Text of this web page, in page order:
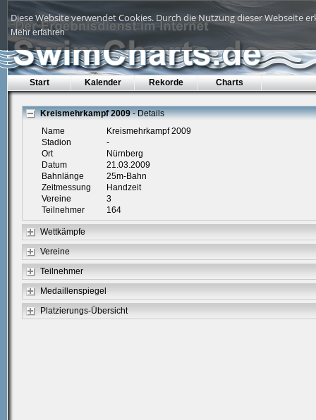
Diese Website verwendet Cookies. Durch die Nutzung dieser Webseite
Mehr erfahren
Start Kalender Rekorde Charts
Kreismehrkampf 2009- Details
Name
Kreismehrkampf 2009
Stadion
-
Ort
Nürnberg
Datum
21.03.2009
Bahnlänge
25m-Bahn
Zeitmessung
Handzeit
Vereine
3
Teilnehmer
164
Wettkämpfe
Vereine
Teilnehmer
Medaillenspiegel
Platzierungs-Übersicht